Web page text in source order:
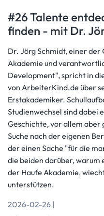
#26 Talente
finden - mit Dr.
Dr. Jörg Schmidt, einer
Akademie und
Development", spricht in
von ArbeiterKind.de über
Erstakademiker.
Studienwechsel sind dabei
Geschichte, vor allem aber
Suche nach der eigenen
der einen Sache "für die
die beiden darüber, warum
der Haufe Akademie,
unterstützen.
2026-02-26 |